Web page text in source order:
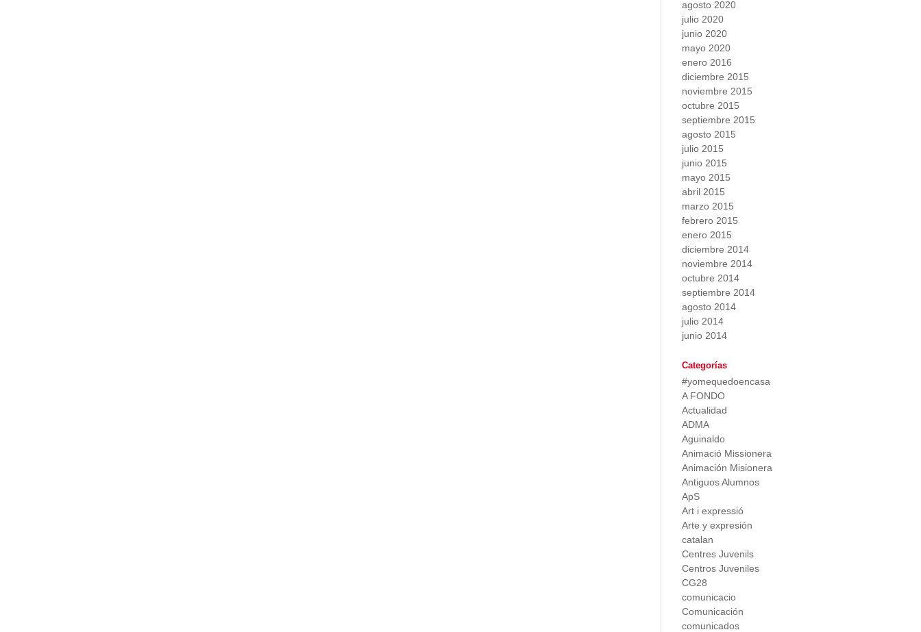
agosto 2020
julio 2020
junio 2020
mayo 2020
enero 2016
diciembre 2015
noviembre 2015
octubre 2015
septiembre 2015
agosto 2015
julio 2015
junio 2015
mayo 2015
abril 2015
marzo 2015
febrero 2015
enero 2015
diciembre 2014
noviembre 2014
octubre 2014
septiembre 2014
agosto 2014
julio 2014
junio 2014
Categorías
#yomequedoencasa
A FONDO
Actualidad
ADMA
Aguinaldo
Animació Missionera
Animación Misionera
Antiguos Alumnos
ApS
Art i expressió
Arte y expresión
catalan
Centres Juvenils
Centros Juveniles
CG28
comunicacio
Comunicación
comunicados